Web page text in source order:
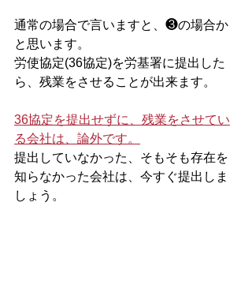
通常の場合で言いますと、❸の場合か
と思います。
労使協定(36協定)を労基署に提出した
ら、残業をさせることが出来ます。
36協定を提出せずに、残業をさせてい
る会社は、論外です。
提出していなかった、そもそも存在を
知らなかった会社は、今すぐ提出しま
しょう。